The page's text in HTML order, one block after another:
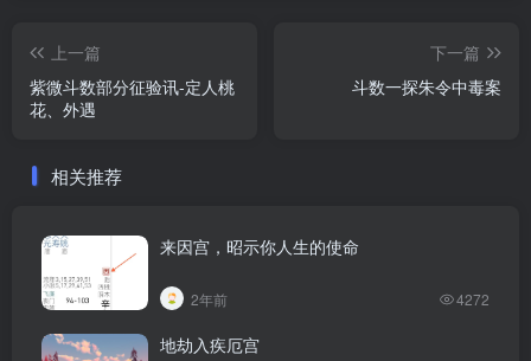
上一篇
紫微斗数部分征验讯-定人桃
花、外遇
下一篇
斗数一探朱令中毒案
相关推荐
来因宫，昭示你人生的使命
2年前 4272
地劫入疾厄宫